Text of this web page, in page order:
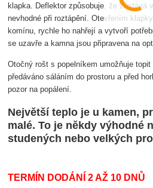
klapka. Deflektor způsobuje, že zůstává
nevhodné při roztápění. Otevřením
komínu, rychle ho nahřejí a vytvoří
se uzavře a kamna jsou připravena na
Otočný rošt s popelníkem umožňuje
předáváno sáláním do prostoru a před
pozor na popálení.
Největší teplo je u kamen,
malé. To je někdy výhodné
studených nebo velkých
TERMÍN DODÁNÍ 2 AŽ 10 DNŮ